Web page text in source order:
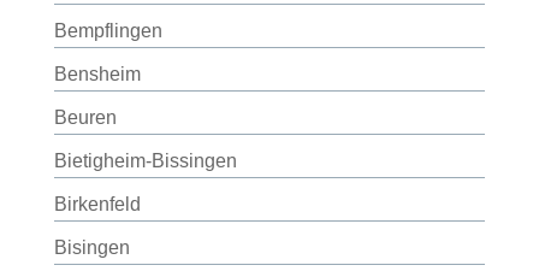
Bempflingen
Bensheim
Beuren
Bietigheim-Bissingen
Birkenfeld
Bisingen